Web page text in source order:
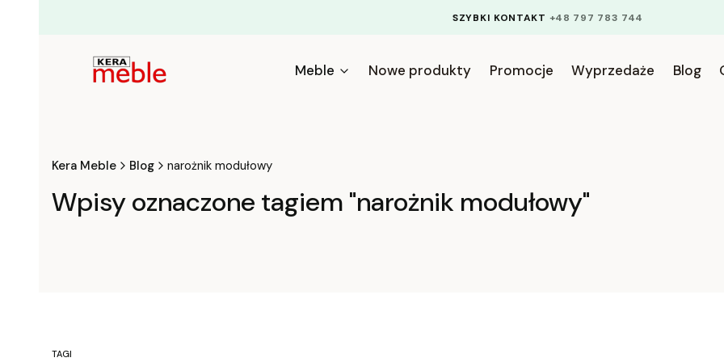
SZYBKI KONTAKT +48 797 783 744
Meble Nowe produkty Promocje Wyprzedaże Blog
Kera Meble Blog narożnik modułowy
Wpisy oznaczone tagiem "narożnik modułowy"
TAGI